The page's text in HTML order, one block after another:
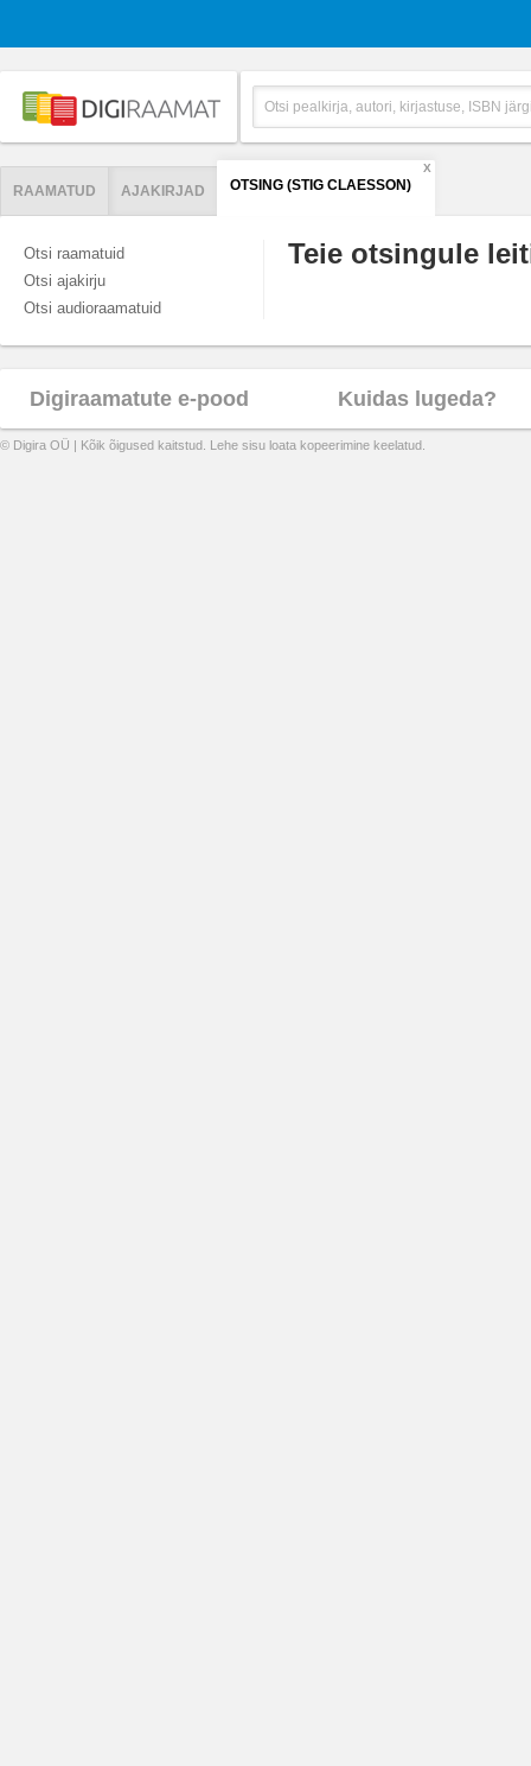
RAAMATUD AJAKIRJAD OTSING (STIG CLAESSON)
X
Otsi raamatuid
Otsi ajakirju
Otsi audioraamatuid
Teie otsingule
Digiraamatute e-pood Kuidas lugeda?
© Digira OÜ | Kõik õigused kaitstud. Lehe sisu loata kopeerimine keelatud.